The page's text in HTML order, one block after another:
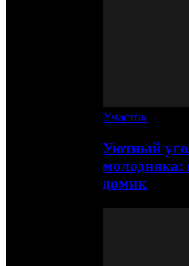
Участок
Уютный
молодняка:
домик